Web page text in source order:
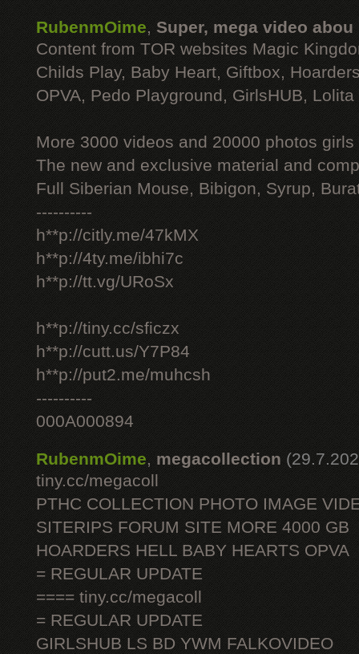
RubenmOime, Super, mega video abou
Content from TOR websites Magic
Childs Play, Baby Heart, Giftbox,
OPVA, Pedo Playground, GirlsHUB, Lolita
More 3000 videos and 20000 photos
The new and exclusive material and
Full Siberian Mouse, Bibigon, Syrup,
----------
h**p://citly.me/47kMX
h**p://4ty.me/ibhi7c
h**p://tt.vg/URoSx
h**p://tiny.cc/sficzx
h**p://cutt.us/Y7P84
h**p://put2.me/muhcsh
----------
000A000894
RubenmOime, megacollection
tiny.cc/megacoll
PTHC COLLECTION PHOTO IMAGE
SITERIPS FORUM SITE MORE 4000 GB
HOARDERS HELL BABY HEARTS OPVA
= REGULAR UPDATE
==== tiny.cc/megacoll
= REGULAR UPDATE
GIRLSHUB LS BD YWM FALKOVIDEO